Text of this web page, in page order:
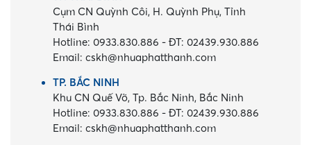
Cụm CN Quỳnh Côi, H. Quỳnh Phụ, Tỉnh
Thái Bình
Hotline: 0933.830.886 -ĐT: 02439.930.886
Email:cskh@nhuaphatthanh.com
TP. BẮC NINH
Khu CN Quế Võ, Tp. Bắc Ninh, Bắc Ninh
Hotline: 0933.830.886 -ĐT: 02439.930.886
Email:cskh@nhuaphatthanh.com